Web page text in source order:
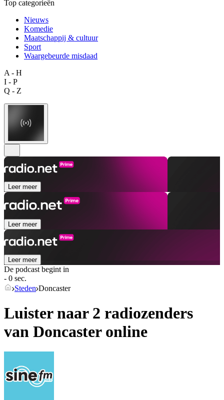
Top categorieën
Nieuws
Komedie
Maatschappij & cultuur
Sport
Waargebeurde misdaad
A - H
I - P
Q - Z
Leer meer
Leer meer
Leer meer
De podcast begint in
- 0 sec.
Steden Doncaster
Luister naar 2 radiozenders
van Doncasteronline